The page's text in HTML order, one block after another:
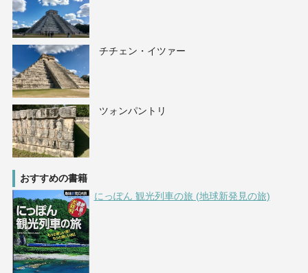
チチェン・イツァー
ツォンパントリ
おすすめの書籍
にっぽん 観光列車の旅 (地球新発見の旅)